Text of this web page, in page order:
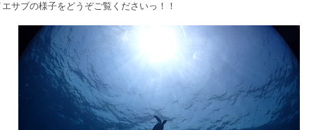
サブの様子をどうぞご覧くださいっ！！